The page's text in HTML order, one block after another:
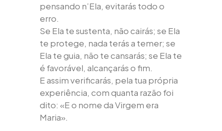
pensando n’Ela, evitarás todo o
erro.
Se Ela te sustenta, não cairás; se Ela
te protege, nada terás a temer; se
Ela te guia, não te cansarás; se Ela te
é favorável, alcançarás o fim.
E assim verificarás, pela tua própria
experiência, com quanta razão foi
dito: «E o nome da Virgem era
Maria».